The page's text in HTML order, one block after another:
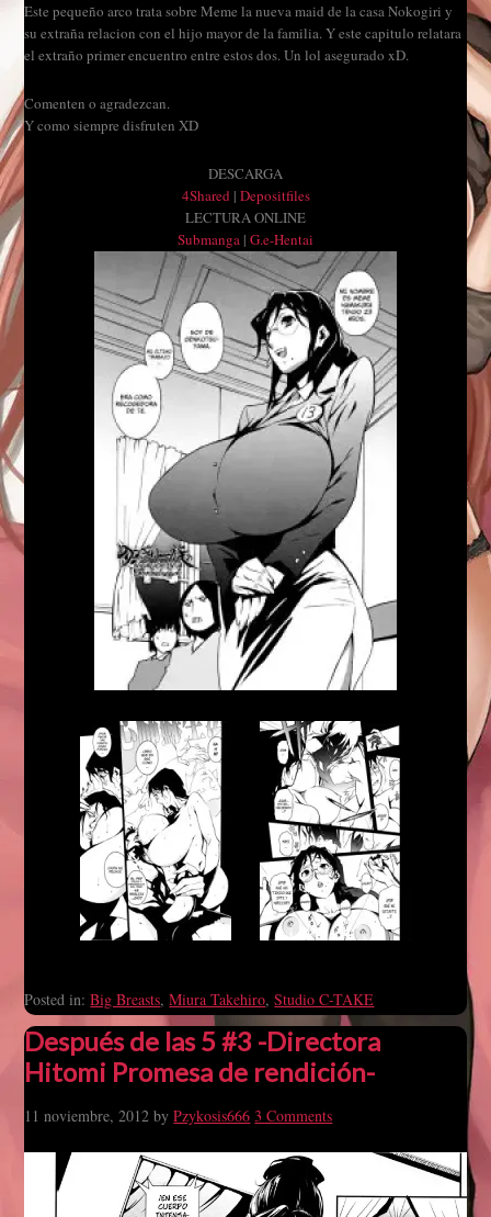
Este pequeño arco trata sobre Meme la nueva maid de la casa Nokogiri y
su extraña relacion con el hijo mayor de la familia. Y este capitulo relatara
el extraño primer encuentro entre estos dos. Un lol asegurado xD.
Comenten o agradezcan.
Y como siempre disfrutenXD
DESCARGA
4Shared | Depositfiles
LECTURA ONLINE
Submanga | G.e-Hentai
Posted in:Big Breasts,Miura Takehiro,Studio C-TAKE
Después de las 5 #3 -Directora
Hitomi Promesa de rendición-
11 noviembre, 2012 byPzykosis666 3 Comments